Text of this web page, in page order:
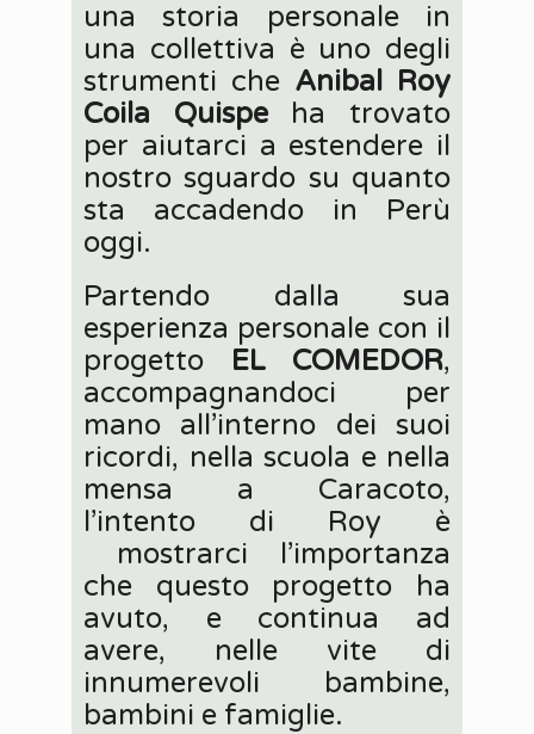
una storia personale in
una collettiva è uno degli
strumenti che Anibal Roy
Coila Quispeha trovato
per aiutarci a estendere il
nostro sguardo su quanto
sta accadendo in Perù
oggi.
Partendo dalla sua
esperienza personale con il
progetto EL COMEDOR,
accompagnandoci per
mano all’interno dei suoi
ricordi, nella scuola e nella
mensa a Caracoto,
l’intento di Roy è
mostrarci l’importanza
che questo progetto ha
avuto, e continua ad
avere, nelle vite di
innumerevoli bambine,
bambini e famiglie.